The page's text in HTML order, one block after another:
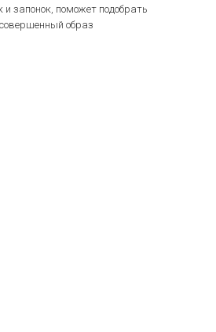
и запонок, поможет подобрать
образ